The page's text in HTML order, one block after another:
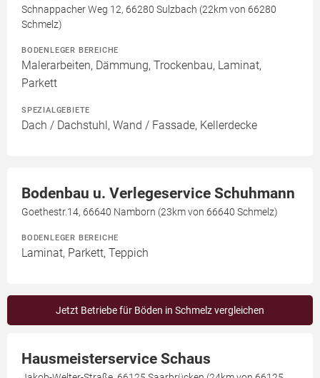
Schnappacher Weg 12, 66280 Sulzbach (22km von 66280
Schmelz)
BODENLEGER BEREICHE
Malerarbeiten, Dämmung, Trockenbau, Laminat,
Parkett
SPEZIALGEBIETE
Dach / Dachstuhl, Wand / Fassade, Kellerdecke
Bodenbau u. Verlegeservice Schuhmann
Goethestr.14, 66640 Namborn (23km von 66640 Schmelz)
BODENLEGER BEREICHE
Laminat, Parkett, Teppich
Jetzt Betriebe für Böden in Schmelz vergleichen
Hausmeisterservice Schaus